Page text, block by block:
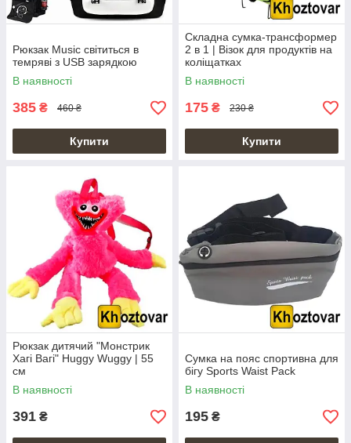
Рюкзак Music світиться в
темряві з USB зарядкою
В наявності
385 ₴ 460 ₴
Купити
Складна сумка-трансформер
2 в 1 | Візок для продуктів на
коліщатках
В наявності
175 ₴ 230 ₴
Купити
Рюкзак дитячий "Монстрик
Хагі Вагі" Huggy Wuggy | 55
см
В наявності
391 ₴
Сумка на пояс спортивна для
бігу Sports Waist Pack
В наявності
195 ₴